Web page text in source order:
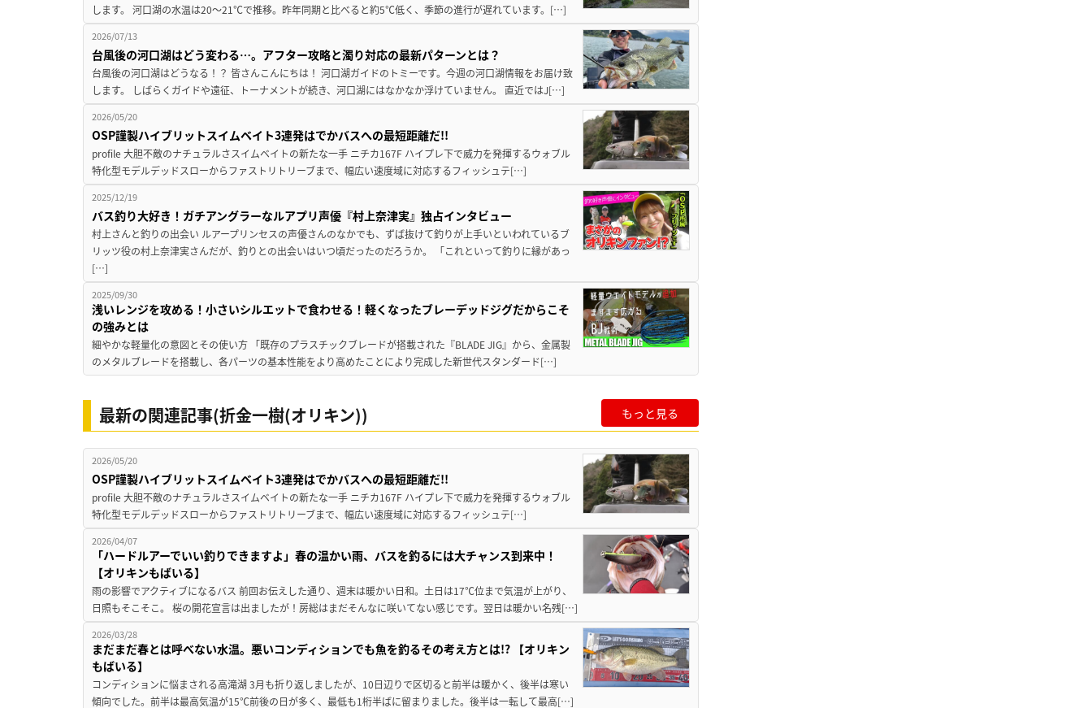
します。 河口湖の水温は20～21℃で推移。昨年同期と比べると約5℃低く、季節の進行が遅れています。[…]
2026/07/13
台風後の河口湖はどう変わる…。アフター攻略と濁り対応の最新パターンとは？
台風後の河口湖はどうなる！？ 皆さんこんにちは！ 河口湖ガイドのトミーです。今週の河口湖情報をお届け致
します。 しばらくガイドや遠征、トーナメントが続き、河口湖にはなかなか浮けていません。 直近ではJ[…]
2026/05/20
OSP謹製ハイブリットスイムベイト3連発はでかバスへの最短距離だ!!
profile 大胆不敵のナチュラルさスイムベイトの新たな一手 ニチカ167F ハイプレ下で威力を発揮するウォブル
特化型モデルデッドスローからファストリトリーブまで、幅広い速度域に対応するフィッシュテ[…]
2025/12/19
バス釣り大好き！ガチアングラーなルアプリ声優『村上奈津実』独占インタビュー
村上さんと釣りの出会い ルアープリンセスの声優さんのなかでも、ずば抜けて釣りが上手いといわれているブ
リッツ役の村上奈津実さんだが、釣りとの出会いはいつ頃だったのだろうか。 「これといって釣りに縁があっ
[…]
2025/09/30
浅いレンジを攻める！小さいシルエットで食わせる！軽くなったブレーデッドジグだからこそ
の強みとは
細やかな軽量化の意図とその使い方 「既存のプラスチックブレードが搭載された『BLADE JIG』から、金属製
のメタルブレードを搭載し、各パーツの基本性能をより高めたことにより完成した新世代スタンダード[…]
最新の関連記事(折金一樹(オリキン)) もっと見る
2026/05/20
OSP謹製ハイブリットスイムベイト3連発はでかバスへの最短距離だ!!
profile 大胆不敵のナチュラルさスイムベイトの新たな一手 ニチカ167F ハイプレ下で威力を発揮するウォブル
特化型モデルデッドスローからファストリトリーブまで、幅広い速度域に対応するフィッシュテ[…]
2026/04/07
「ハードルアーでいい釣りできますよ」春の温かい雨、バスを釣るには大チャンス到来中！
【オリキンもばいる】
雨の影響でアクティブになるバス 前回お伝えした通り、週末は暖かい日和。土日は17℃位まで気温が上がり、
日照もそこそこ。 桜の開花宣言は出ましたが！房総はまだそんなに咲いてない感じです。翌日は暖かい名残[…]
2026/03/28
まだまだ春とは呼べない水温。悪いコンディションでも魚を釣るその考え方とは!? 【オリキン
もばいる】
コンディションに悩まされる高滝湖 3月も折り返しましたが、10日辺りで区切ると前半は暖かく、後半は寒い
傾向でした。前半は最高気温が15℃前後の日が多く、最低も1桁半ばに留まりました。後半は一転して最高[…]